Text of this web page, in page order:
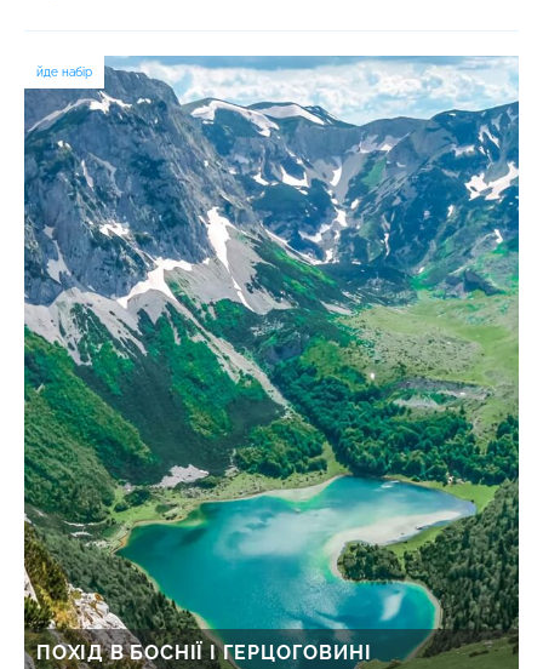
йде набір
ПОХІД В БОСНІЇ І ГЕРЦОГОВИНІ